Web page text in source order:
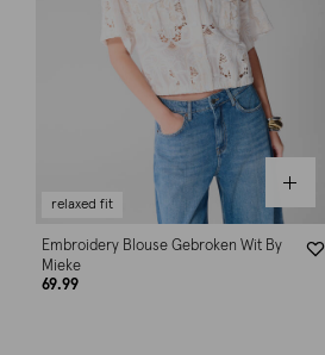
relaxed fit
Embroidery Blouse Gebroken Wit By
Mieke
69.99